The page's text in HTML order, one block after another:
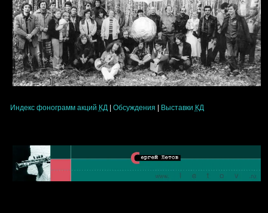
Индекс фонограмм акций КД| Обсуждения Выставки КД